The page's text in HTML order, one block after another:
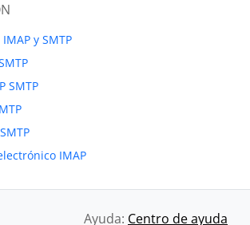
y SMTP
SMTP
IMAP
Ayuda: Centro de ayuda